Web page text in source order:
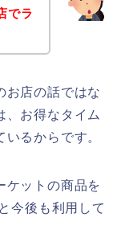
でラ
お店の話ではな
、お得なタイム
るからです。
ケットの商品を
今後も利用して